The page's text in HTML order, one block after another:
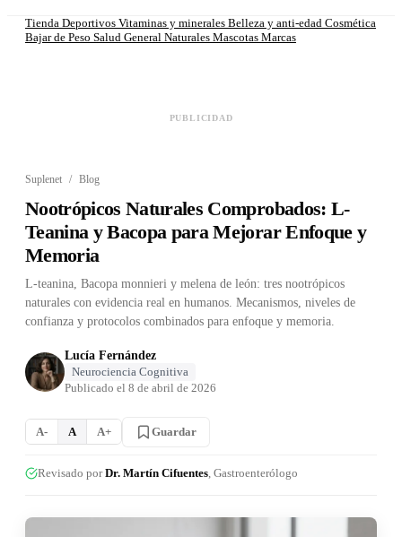
Tienda Deportivos Vitaminas y minerales Belleza y anti-edad Cosmética
Bajar de Peso Salud General Naturales Mascotas Marcas
PUBLICIDAD
Suplenet / Blog
Nootrópicos Naturales Comprobados: L-
Teanina y Bacopa para Mejorar Enfoque y
Memoria
L-teanina, Bacopa monnieri y melena de león: tres nootrópicos
naturales con evidencia real en humanos. Mecanismos, niveles de
confianza y protocolos combinados para enfoque y memoria.
Lucía Fernández
Neurociencia Cognitiva
Publicado el 8 de abril de 2026
A- A A+ Guardar
Revisado porDr. Martín Cifuentes , Gastroenterólogo